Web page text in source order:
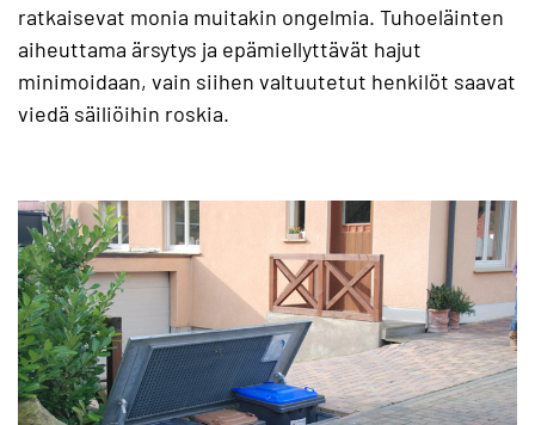
ratkaisevat monia muitakin ongelmia. Tuhoeläinten
aiheuttama ärsytys ja epämiellyttävät hajut
minimoidaan, vain siihen valtuutetut henkilöt saavat
viedä säiliöihin roskia.